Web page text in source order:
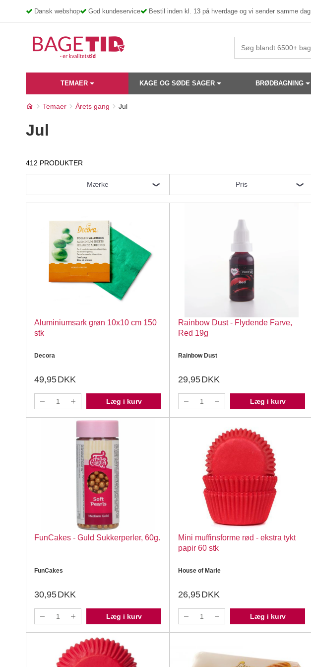
Dansk webshop God kundeservice Bestil inden kl. 13 på hverdage og vi sender samme dag
TEMAER KAGE OG SØDE SAGER BRØDBAGNING
Temaer Årets gang Jul
Jul
412 PRODUKTER
Mærke Pris
Aluminiumsark grøn 10x10 cm 150
stk
Decora
49,95DKK
Læg i kurv
Rainbow Dust - Flydende Farve,
Red 19g
Rainbow Dust
29,95DKK
Læg i kurv
FunCakes - Guld Sukkerperler, 60g.
FunCakes
30,95DKK
Læg i kurv
Mini muffinsforme rød - ekstra tykt
papir 60 stk
House of Marie
26,95DKK
Læg i kurv